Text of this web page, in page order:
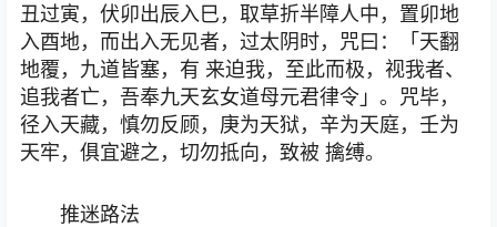
丑过寅，伏卯出辰入巳，取草折半障人中，置卯地
入酉地，而出入无见者，过太阴时，咒曰：「天翻
地覆，九道皆塞，有 来迫我，至此而极，视我者、
追我者亡，吾奉九天玄女道母元君律令」。咒毕，
径入天藏，慎勿反顾，庚为天狱，辛为天庭，壬为
天牢，俱宜避之，切勿抵向，致被 擒缚。
推迷路法